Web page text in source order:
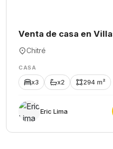
Venta de casa en
Chitré
CASA
x3 x2 294 m²
Eric Lima